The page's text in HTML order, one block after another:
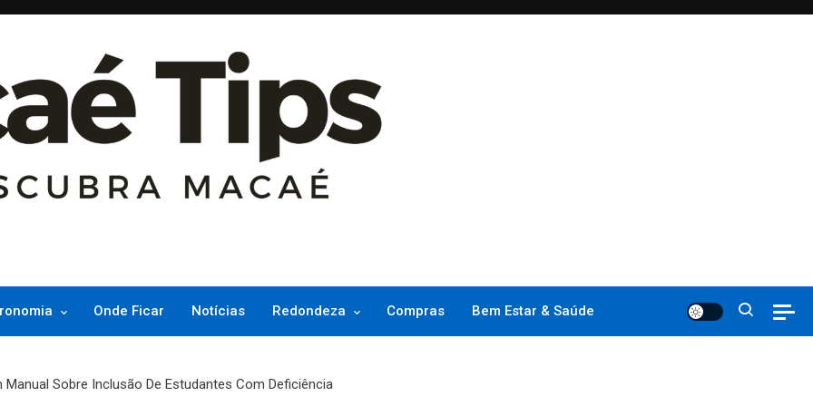
Onde Ficar Notícias Redondeza Compras Bem Estar & Saúde
Manual Sobre Inclusão De Estudantes Com Deficiência